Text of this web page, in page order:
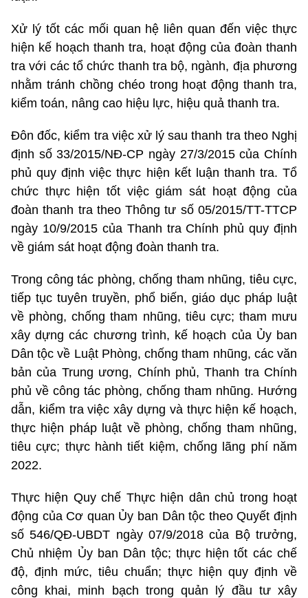
Xử lý tốt các mối quan hệ liên quan đến việc thực
hiện kế hoạch thanh tra, hoạt động của đoàn thanh
tra với các tổ chức thanh tra bộ, ngành, địa phương
nhằm tránh chồng chéo trong hoạt động thanh tra,
kiểm toán, nâng cao hiệu lực, hiệu quả thanh tra.
Đôn đốc, kiểm tra việc xử lý sau thanh tra theo Nghị
định số 33/2015/NĐ-CP ngày 27/3/2015 của Chính
phủ quy định việc thực hiện kết luận thanh tra. Tổ
chức thực hiện tốt việc giám sát hoạt động của
đoàn thanh tra theo Thông tư số 05/2015/TT-TTCP
ngày 10/9/2015 của Thanh tra Chính phủ quy định
về giám sát hoạt động đoàn thanh tra.
Trong công tác phòng, chống tham nhũng, tiêu cực,
tiếp tục tuyên truyền, phổ biến, giáo dục pháp luật
về phòng, chống tham nhũng, tiêu cực; tham mưu
xây dựng các chương trình, kế hoạch của Ủy ban
Dân tộc về Luật Phòng, chống tham nhũng, các văn
bản của Trung ương, Chính phủ, Thanh tra Chính
phủ về công tác phòng, chống tham nhũng. Hướng
dẫn, kiểm tra việc xây dựng và thực hiện kế hoạch,
thực hiện pháp luật về phòng, chống tham nhũng,
tiêu cực; thực hành tiết kiệm, chống lãng phí năm
2022.
Thực hiện Quy chế Thực hiện dân chủ trong hoạt
động của Cơ quan Ủy ban Dân tộc theo Quyết định
số 546/QĐ-UBDT ngày 07/9/2018 của Bộ trưởng,
Chủ nhiệm Ủy ban Dân tộc; thực hiện tốt các chế
độ, định mức, tiêu chuẩn; thực hiện quy định về
công khai, minh bạch trong quản lý đầu tư xây